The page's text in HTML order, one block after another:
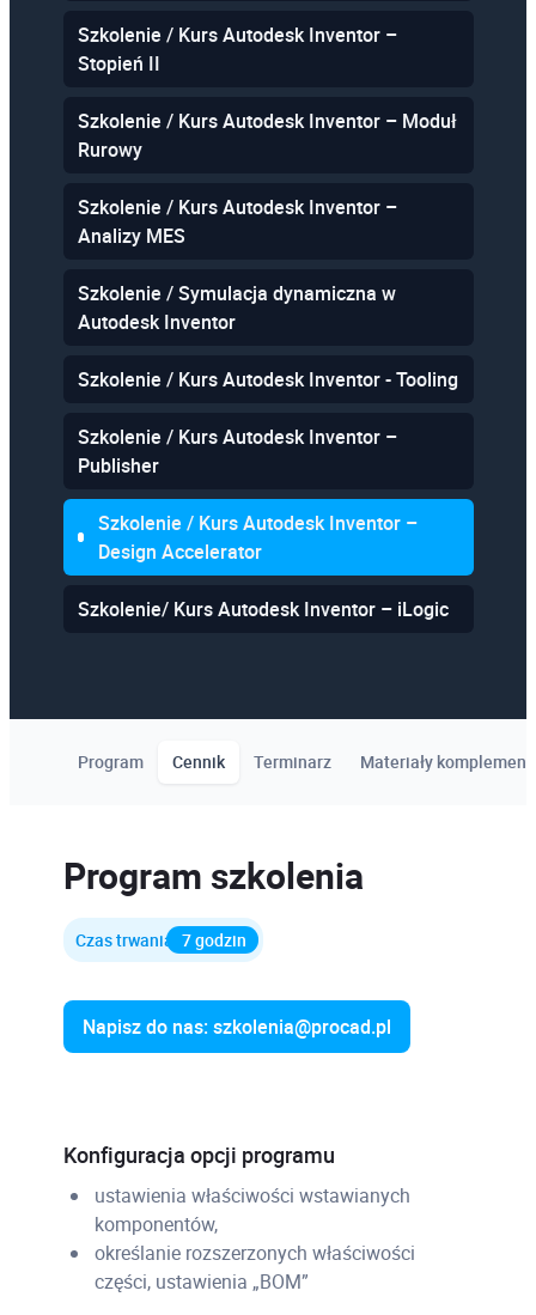
Szkolenie / Kurs Autodesk Inventor –
Stopień II
Szkolenie / Kurs Autodesk Inventor – Moduł
Rurowy
Szkolenie / Kurs Autodesk Inventor –
Analizy MES
Szkolenie / Symulacja dynamiczna w
Autodesk Inventor
Szkolenie / Kurs Autodesk Inventor - Tooling
Szkolenie / Kurs Autodesk Inventor –
Publisher
Szkolenie / Kurs Autodesk Inventor –
Design Accelerator
Szkolenie/ Kurs Autodesk Inventor – iLogic
Program Cennik Terminarz Materiały
Program szkolenia
Czas trwania 7 godzin
Napisz do nas: szkolenia@procad.pl
Konfiguracja opcji programu
ustawienia właściwości wstawianych
komponentów,
określanie rozszerzonych właściwości
części, ustawienia „BOM”